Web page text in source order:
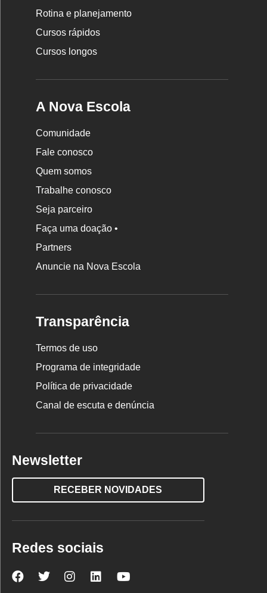
Rotina e planejamento
Cursos rápidos
Cursos longos
A Nova Escola
Comunidade
Fale conosco
Quem somos
Trabalhe conosco
Seja parceiro
Faça uma doação •
Partners
Anuncie na Nova Escola
Transparência
Termos de uso
Programa de integridade
Política de privacidade
Canal de escuta e denúncia
Newsletter
RECEBER NOVIDADES
Redes sociais
NovaNova Nova Nova